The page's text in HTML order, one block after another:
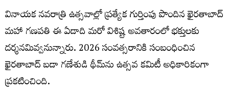
వినాయక నవరాత్రి ఉత్సవాల్లో ప్రత్యేక గుర్తింపు పొందిన ఖైరతాబాద్
మహా గణపతి ఈ ఏడాది మరో విశిష్ట అవతారంలో భక్తులకు
దర్శనమివ్వనున్నారు. 2026 సంవత్సరానికి సంబంధించిన
ఖైరతాబాద్ బడా గణేశుడి థీమ్‌ను ఉత్సవ కమిటీ అధికారికంగా
ప్రకటించింది.